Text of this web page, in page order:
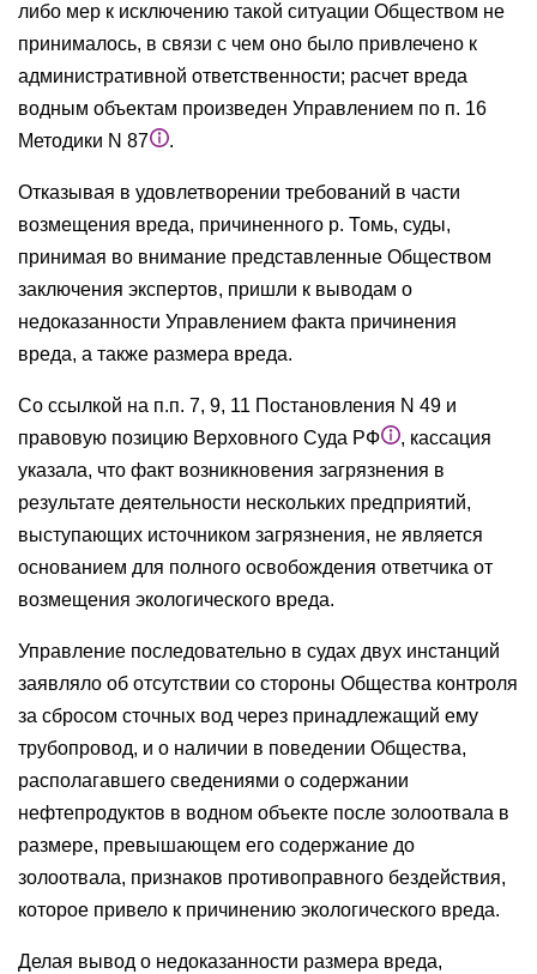
либо мер к исключению такой ситуации Обществом не
принималось, в связи с чем оно было привлечено к
административной ответственности; расчет вреда
водным объектам произведен Управлением по п. 16
Методики N 87
.
Отказывая в удовлетворении требований в части
возмещения вреда, причиненного р. Томь, суды,
принимая во внимание представленные Обществом
заключения экспертов, пришли к выводам о
недоказанности Управлением факта причинения
вреда, а также размера вреда.
Со ссылкой на п.п. 7, 9, 11 Постановления N 49 и
правовую позицию Верховного Суда РФ
, кассация
указала, что факт возникновения загрязнения в
результате деятельности нескольких предприятий,
выступающих источником загрязнения, не является
основанием для полного освобождения ответчика от
возмещения экологического вреда.
Управление последовательно в судах двух инстанций
заявляло об отсутствии со стороны Общества контроля
за сбросом сточных вод через принадлежащий ему
трубопровод, и о наличии в поведении Общества,
располагавшего сведениями о содержании
нефтепродуктов в водном объекте после золоотвала в
размере, превышающем его содержание до
золоотвала, признаков противоправного бездействия,
которое привело к причинению экологического вреда.
Делая вывод о недоказанности размера вреда,